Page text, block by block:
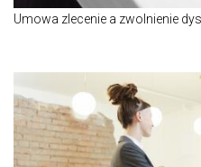
Umowa zlecenie a zwolnienie